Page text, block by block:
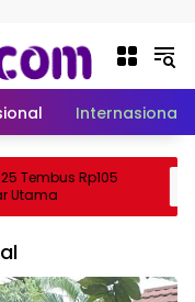
Internasional
Rp105